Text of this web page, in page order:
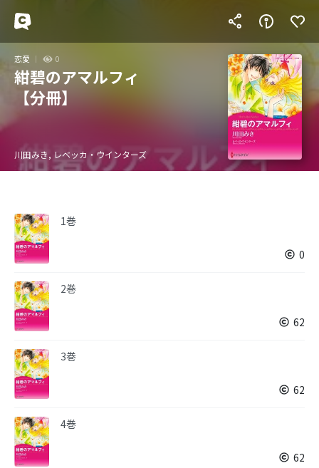
恋愛 0
紺碧のアマルフィ
【分冊】
川田みき, レベッカ・ウインターズ
1巻
0
2巻
62
3巻
62
4巻
62